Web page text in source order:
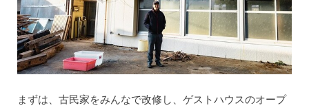
まずは、古民家をみんなで改修し、ゲストハウスのオープ